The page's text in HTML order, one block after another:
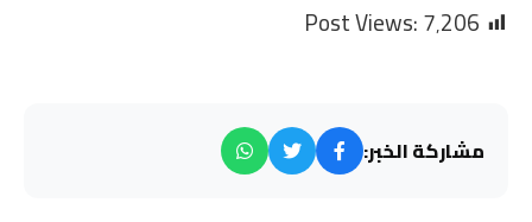
Post Views:7٬206
مشاركة الخبر: